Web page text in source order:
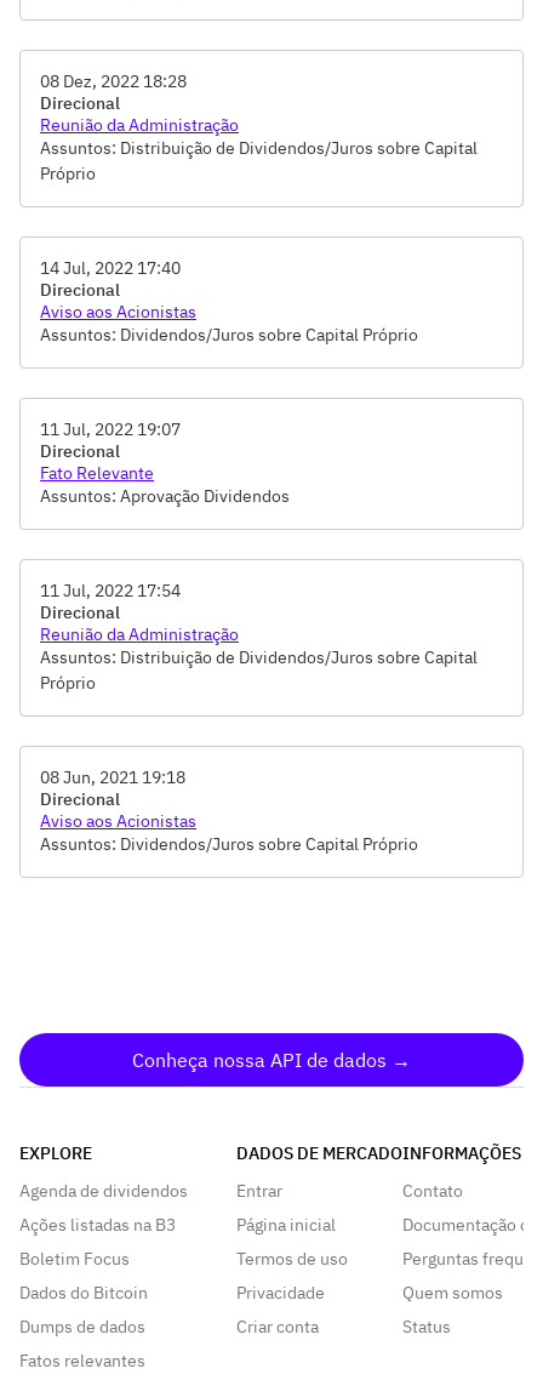
08 Dez, 2022 18:28
Direcional
Reunião da Administração
Assuntos: Distribuição de Dividendos/Juros sobre Capital
Próprio
14 Jul, 2022 17:40
Direcional
Aviso aos Acionistas
Assuntos: Dividendos/Juros sobre Capital Próprio
11 Jul, 2022 19:07
Direcional
Fato Relevante
Assuntos: Aprovação Dividendos
11 Jul, 2022 17:54
Direcional
Reunião da Administração
Assuntos: Distribuição de Dividendos/Juros sobre Capital
Próprio
08 Jun, 2021 19:18
Direcional
Aviso aos Acionistas
Assuntos: Dividendos/Juros sobre Capital Próprio
Conheça nossa API de dados →
EXPLORE
Agenda de dividendos
Ações listadas na B3
Boletim Focus
Dados do Bitcoin
Dumps de dados
Fatos relevantes
DADOS DE MERCADO
Entrar
Página inicial
Termos de uso
Privacidade
Criar conta
INFORMAÇÕES
Contato
Documentação da
Perguntas
Quem somos
Status